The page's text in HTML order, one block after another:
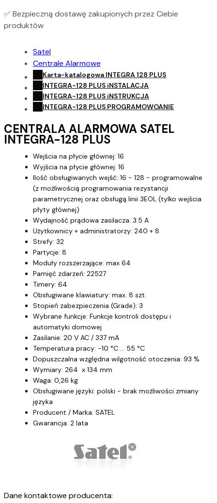
✅ Bezpieczną dostawę zakupionych przez Ciebie
produktów
Satel
Centrale Alarmowe
Karta-katalogowa INTEGRA 128 PLUS
INTEGRA-128 PLUS iNSTALACJA
INTEGRA-128 PLUS iNSTRUKCJA
INTEGRA-128 PLUS PROGRAMOWOANIE
CENTRALA ALARMOWA SATEL
INTEGRA-128 PLUS
Wejścia na płycie głównej: 16
Wyjścia na płycie głównej: 16
Ilość obsługiwanych wejść: 16 - 128 - programowalne
(z możliwością programowania rezystancji
parametrycznej oraz obsługą linii 3EOL (tylko wejścia
płyty głównej)
Wydajność prądowa zasilacza: 3.5 A
Użytkownicy + administratorzy: 240 + 8
Strefy: 32
Partycje: 8
Moduły rozszerzające: max 64
Pamięć zdarzeń: 22527
Timery: 64
Obsługiwane klawiatury: max. 8 szt.
Stopień zabezpieczenia (Grade): 3
Wybrane funkcje: Funkcje kontroli dostępu i
automatyki domowej
Zasilanie: 20 V AC / 337 mA
Temperatura pracy: -10 °C ... 55 °C
Dopuszczalna względna wilgotność otoczenia: 93 %
Wymiary: 264 x 134 mm
Waga: 0,26 kg
Obsługiwane języki: polski - brak możliwości zmiany
języka
Producent / Marka: SATEL
Gwarancja: 2 lata
Dane kontaktowe producenta: